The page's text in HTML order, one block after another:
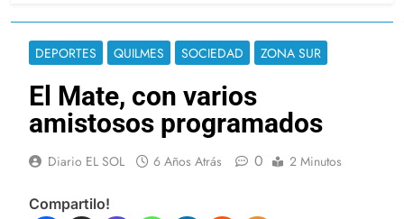
DEPORTES QUILMES SOCIEDAD ZONA SUR
El Mate, con varios
amistosos programados
Diario EL SOL 6 Años Atrás 0 2 Minutos
Compartilo!